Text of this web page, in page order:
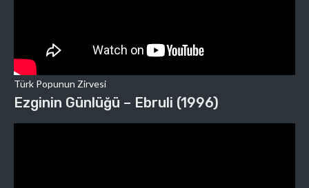
Türk Popunun Zirvesi
Ezginin Günlüğü – Ebruli (1996)